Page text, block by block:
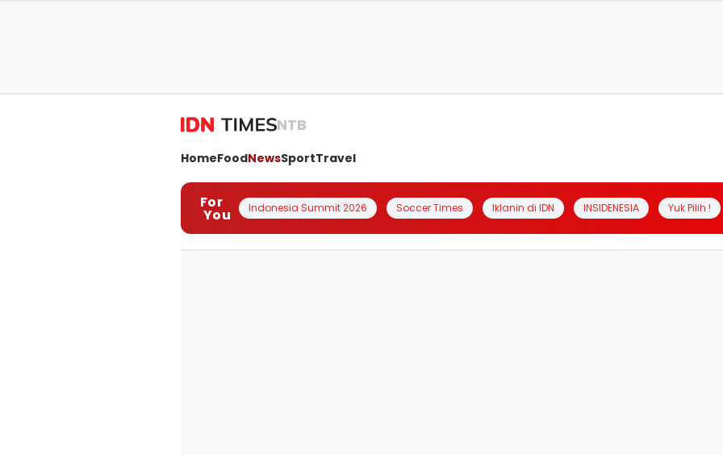
NTB
HomeFoodNewsSportTravel
For
You Indonesia Summit 2026 Soccer Times Iklanin di IDN INSIDENESIA Yuk Pilih !